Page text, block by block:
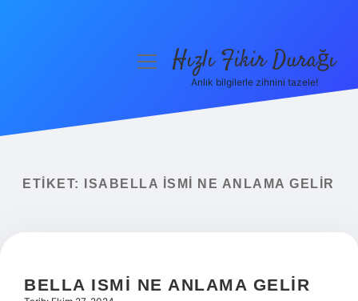
Yasal Uyarı
menüyüHızlı Fikir Durağı
Anlık bilgilerle zihnini tazele!
ETIKET: ISABELLA ISMI NE ANLAMA GELIR
BELLA ISMI NE ANLAMA GELIR